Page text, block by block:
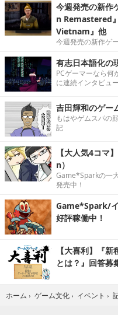
今週発売の新
n Remastered
Vietnam』他
今週発売の新作ゲ
有志日本語化の
PCゲーマーなら何
に連続インタビュー
吉田輝和のゲー
もはやゲムスパの
記
【大人気4コマ
n）
Game*Sparkの一
発売中！
Game*Spark/
好評稼働中！
【大喜利】『
とは？』回答募
ホーム › ゲーム文化 › イベント ›